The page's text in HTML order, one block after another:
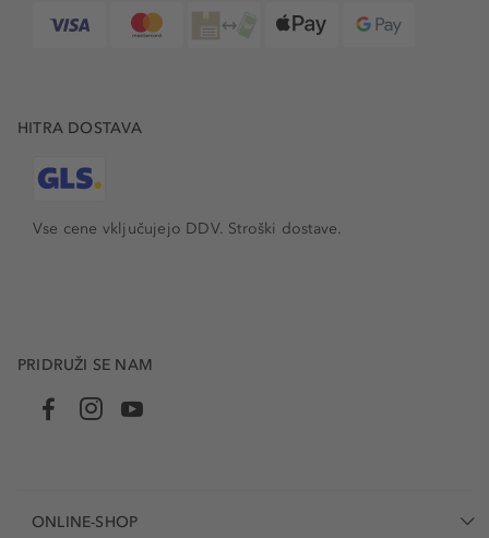
tem pa ne pozabite na številne ugodnosti in popuste, kot
HITRA DOSTAVA
Vse cene vključujejo DDV. Stroški dostave.
PRIDRUŽI SE NAM
ONLINE-SHOP